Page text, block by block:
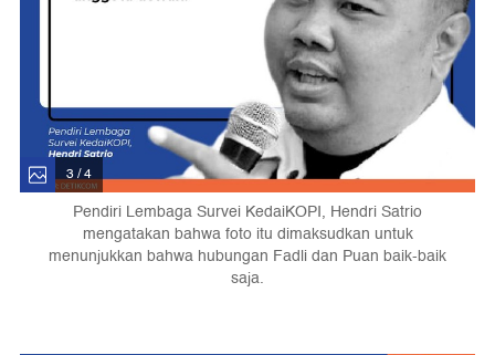
3 / 4
Pendiri Lembaga Survei KedaiKOPI, Hendri Satrio
mengatakan bahwa foto itu dimaksudkan untuk
menunjukkan bahwa hubungan Fadli dan Puan baik-baik
saja.